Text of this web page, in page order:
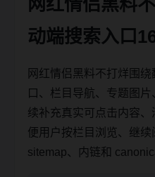
网红情侣黑料
动端搜索入口
网红情侣黑料不打烊围
口、栏目导航、专题图
续补充真实可点击内容
便用户按栏目浏览、继
sitemap、内链和